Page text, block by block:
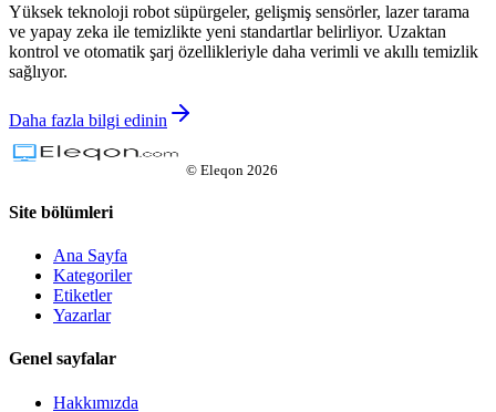
Yüksek teknoloji robot süpürgeler, gelişmiş sensörler, lazer tarama
ve yapay zeka ile temizlikte yeni standartlar belirliyor. Uzaktan
kontrol ve otomatik şarj özellikleriyle daha verimli ve akıllı temizlik
sağlıyor.
Daha fazla bilgi edinin
© Eleqon 2026
Site bölümleri
Ana Sayfa
Kategoriler
Etiketler
Yazarlar
Genel sayfalar
Hakkımızda